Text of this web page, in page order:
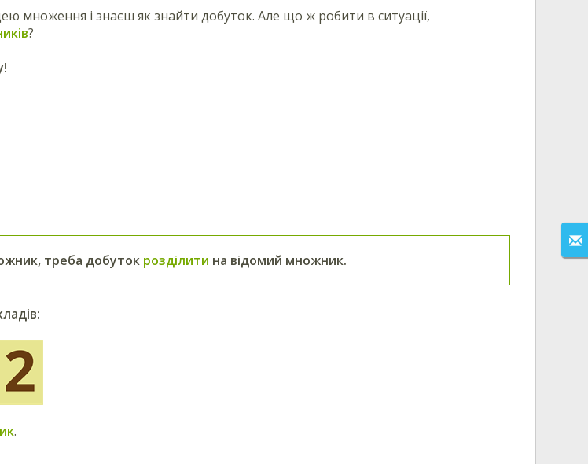
множення і знаєш як знайти добуток. Але що ж робити в ситуації,
?
треба добуток розділити на відомий множник.
.